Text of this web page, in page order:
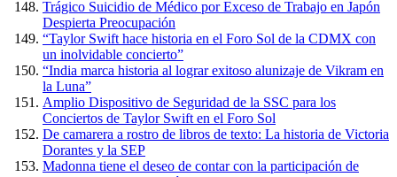
Trágico Suicidio de Médico por Exceso de Trabajo en Japón
Despierta Preocupación
“Taylor Swift hace historia en el Foro Sol de la CDMX con
un inolvidable concierto”
“India marca historia al lograr exitoso alunizaje de Vikram en
la Luna”
Amplio Dispositivo de Seguridad de la SSC para los
Conciertos de Taylor Swift en el Foro Sol
De camarera a rostro de libros de texto: La historia de Victoria
Dorantes y la SEP
Madonna tiene el deseo de contar con la participación de